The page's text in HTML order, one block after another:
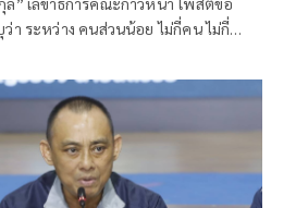
า ระหว่าง คนส่วนน้อย ไม่กี่คน ไม่กี่